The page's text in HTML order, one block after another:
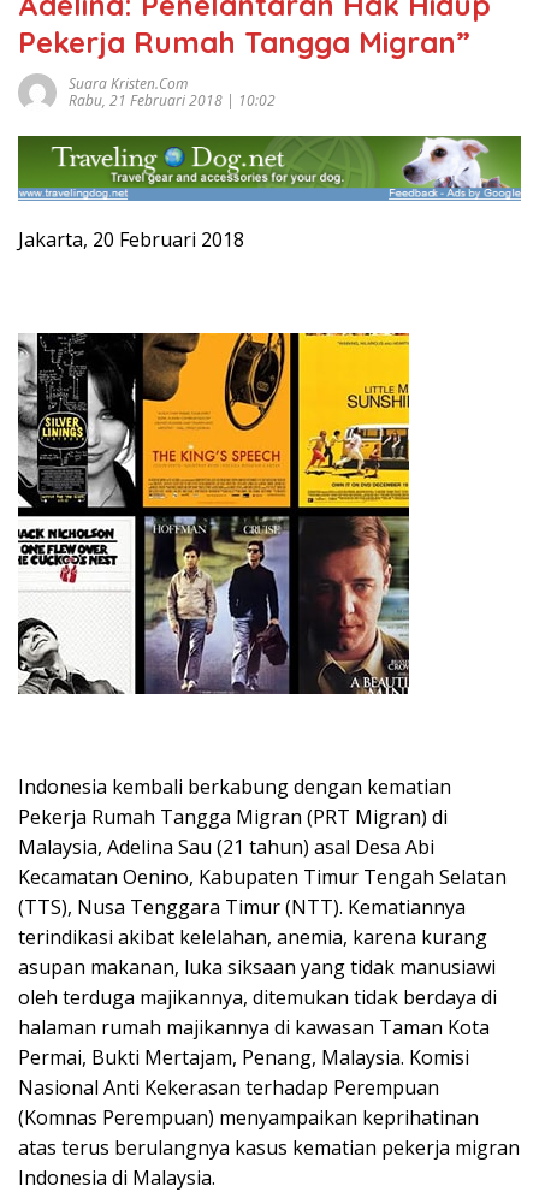
Pekerja Rumah Tangga Migran”
Suara Kristen.com
Rabu, 21 Februari 2018 | 10:02
Jakarta, 20 Februari 2018
Indonesia kembali berkabung dengan kematian
Pekerja Rumah Tangga Migran (PRT Migran) di
Malaysia, Adelina Sau (21 tahun) asal Desa Abi
Kecamatan Oenino, Kabupaten Timur Tengah Selatan
(TTS), Nusa Tenggara Timur (NTT). Kematiannya
terindikasi akibat kelelahan, anemia, karena kurang
asupan makanan, luka siksaan yang tidak manusiawi
oleh terduga majikannya, ditemukan tidak berdaya di
halaman rumah majikannya di kawasan Taman Kota
Permai, Bukti Mertajam, Penang, Malaysia. Komisi
Nasional Anti Kekerasan terhadap Perempuan
(Komnas Perempuan) menyampaikan keprihatinan
atas terus berulangnya kasus kematian pekerja migran
Indonesia di Malaysia.